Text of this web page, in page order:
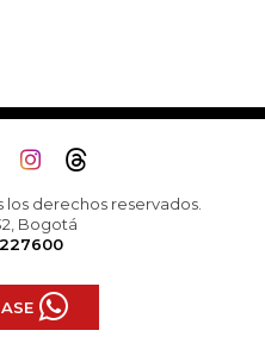
los derechos reservados.
Bogotá